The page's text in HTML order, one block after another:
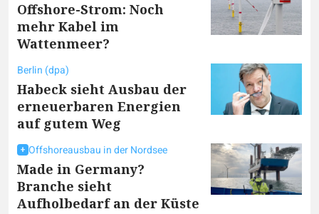
Offshore-Strom: Noch
mehr Kabel im
Wattenmeer?
Berlin (dpa)
Habeck sieht Ausbau der
erneuerbaren Energien
auf gutem Weg
Offshoreausbau in der Nordsee
Made in Germany?
Branche sieht
Aufholbedarf an der Küste